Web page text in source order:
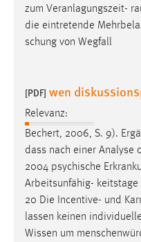
zum Veranlagungszeit-
die eintretende
schung von Wegfall
[PDF] wen
Relevanz:
Bechert, 2006, S. 9).
dass nach einer Analyse
2004 psychische
Arbeitsunfähig-
20 Die Incentive- und
lassen keinen
Wissen um
Max. 13 Monate
verwendet, um
Sie tun dies, indem
hinweg verfolgen.
Google Ads
Name:
Anbieter: